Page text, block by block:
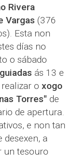
Rivera
Vargas (376
Esta non
días no
o sábado
ás 13 e
o xogo
Torres" de
de apertura.
e non tan
desexen, a
un tesouro